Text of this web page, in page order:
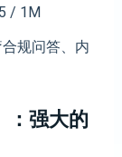
/ 1M
规问答、内
：强大的